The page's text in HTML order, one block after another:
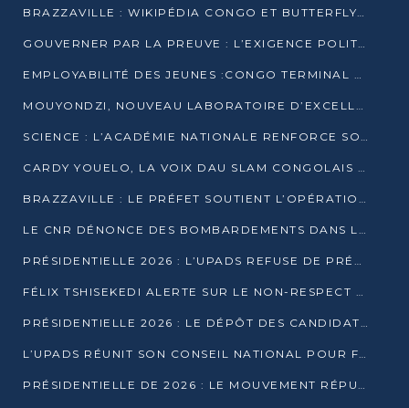
BRAZZAVILLE : WIKIPÉDIA CONGO ET BUTTERFLY SCELLENT UN PARTENARIAT POUR STRUCTURER LE BÉNÉVOLAT NUMÉRIQUE
GOUVERNER PAR LA PREUVE : L’EXIGENCE POLITIQUE DU XXIᵉ SIÈCLE
EMPLOYABILITÉ DES JEUNES :CONGO TERMINAL S’ALLIE À L’ESCIC POUR RAPPROCHER L’ÉCOLE DU TERRAIN
MOUYONDZI, NOUVEAU LABORATOIRE D’EXCELLENCE PÉDAGOGIQUE AVEC L’ENFICE
SCIENCE : L’ACADÉMIE NATIONALE RENFORCE SON ÉQUIPE ET TRACE SA FEUILLE DE ROUTE 2026
CARDY YOUELO, LA VOIX DAU SLAM CONGOLAIS QUI INTERPELLE LE MONDE
BRAZZAVILLE : LE PRÉFET SOUTIENT L’OPÉRATION « ZÉRO KULUNA » ET APPELLE À LA VIGILANCE CITOYENNE
LE CNR DÉNONCE DES BOMBARDEMENTS DANS LE POOL ET ACCUSE LE GOUVERNEMENT
PRÉSIDENTIELLE 2026 : L’UPADS REFUSE DE PRÉSENTER UN CANDIDAT ET DÉNONCE UN PROCESSUS NON CRÉDIBLE
FÉLIX TSHISEKEDI ALERTE SUR LE NON-RESPECT DES ENGAGEMENTS DE PAIX APRÈS SA RENCONTRE AVEC D. SASSOU-NGUESSO
PRÉSIDENTIELLE 2026 : LE DÉPÔT DES CANDIDATURES OUVERT DU 29 JANVIER AU 12 FÉVRIER
L’UPADS RÉUNIT SON CONSEIL NATIONAL POUR FIXER SA LIGNE POLITIQUE À DEUX MOIS DE LA PRÉSIDENTIELLE
PRÉSIDENTIELLE DE 2026 : LE MOUVEMENT RÉPUBLICAIN DÉNONCE UNE CONVOCATION ÉLECTORALE « OPAQUE ET PRÉCIPITÉE »